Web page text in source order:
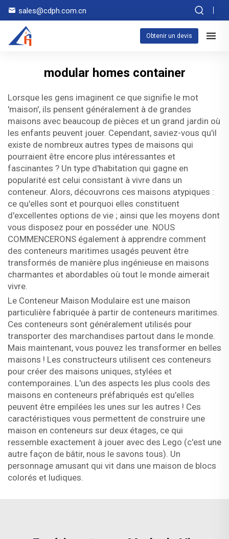
sales@cdph.com.cn
Obtenir un devis
modular homes container
Lorsque les gens imaginent ce que signifie le mot
'maison', ils pensent généralement à de grandes
maisons avec beaucoup de pièces et un grand jardin où
les enfants peuvent jouer. Cependant, saviez-vous qu'il
existe de nombreux autres types de maisons qui
pourraient être encore plus intéressantes et
fascinantes ? Un type d'habitation qui gagne en
popularité est celui consistant à vivre dans un
conteneur. Alors, découvrons ces maisons atypiques :
ce qu'elles sont et pourquoi elles constituent
d'excellentes options de vie ; ainsi que les moyens dont
vous disposez pour en posséder une. NOUS
COMMENCERONS également à apprendre comment
des conteneurs maritimes usagés peuvent être
transformés de manière plus ingénieuse en maisons
charmantes et abordables où tout le monde aimerait
vivre.
Le Conteneur Maison Modulaire est une maison
particulière fabriquée à partir de conteneurs maritimes.
Ces conteneurs sont généralement utilisés pour
transporter des marchandises partout dans le monde.
Mais maintenant, vous pouvez les transformer en belles
maisons ! Les constructeurs utilisent ces conteneurs
pour créer des maisons uniques, stylées et
contemporaines. L'un des aspects les plus cools des
maisons en conteneurs préfabriqués est qu'elles
peuvent être empilées les unes sur les autres ! Ces
caractéristiques vous permettent de construire une
maison en conteneurs sur deux étages, ce qui
ressemble exactement à jouer avec des Lego (c'est une
autre façon de bâtir, nous le savons tous). Un
personnage amusant qui vit dans une maison de blocs
colorés et ludiques.